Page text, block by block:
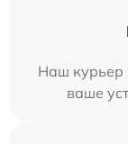
Наш курьер
ваше